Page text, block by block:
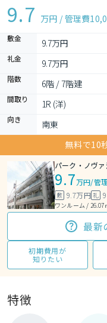
9.7 万円 / 管理費
敷金 9.7万円
礼金 9.7万円
階数 6階 / 7階建
間取り 1R (洋)
向き
南東
無料で10
パーク・ノヴ
9.7万円/管
敷 9.7万円礼
ワンルーム / 26.07
最新
初期費用が
知りたい
特徴